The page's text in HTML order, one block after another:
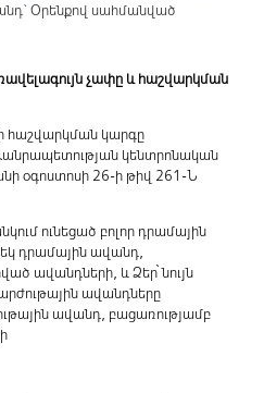
Օրենքով սահմանված
չափը և հաշվարկման
հաշվարկման կարգը
կենտրոնական
օգոստոսի 26-ի թիվ 261-Ն
ունեցած բոլոր դրամային
դրամային ավանդ,
ավանդների, և Ձեր՝ նույն
ավանդները
ավանդ, բացառությամբ